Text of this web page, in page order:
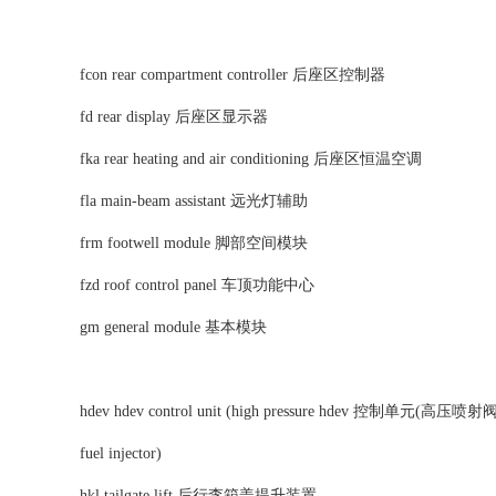
fcon rear compartment controller 后座区控制器
fd rear display 后座区显示器
fka rear heating and air conditioning 后座区恒温空调
fla main-beam assistant 远光灯辅助
frm footwell module 脚部空间模块
fzd roof control panel 车顶功能中心
gm general module 基本模块
hdev hdev control unit (high pressure hdev 控制单元(高压喷射
fuel injector)